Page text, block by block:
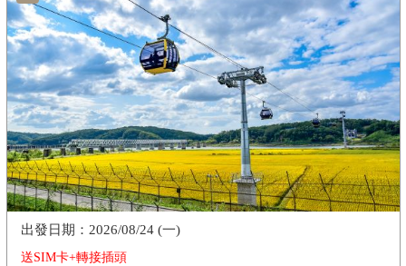
送SIM卡+轉接插頭
2026/08/24 (一)